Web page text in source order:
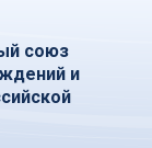
союз
и